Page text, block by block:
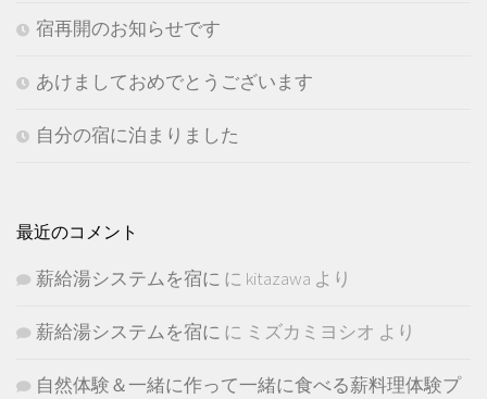
宿再開のお知らせです
あけましておめでとうございます
自分の宿に泊まりました
最近のコメント
薪給湯システムを宿に に kitazawa より
薪給湯システムを宿に に ミズカミヨシオ より
自然体験＆一緒に作って一緒に食べる薪料理体験プ